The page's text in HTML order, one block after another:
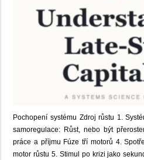
Pochopení systému Zdroj růstu 1.
samoregulace: Růst, nebo být
práce a příjmu Fúze tří motorů 4.
motor růstu 5. Stimul po krizi jako